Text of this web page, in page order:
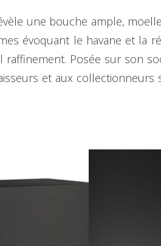
une bouche ample,
évoquant le havane et la
Posée sur son
et aux